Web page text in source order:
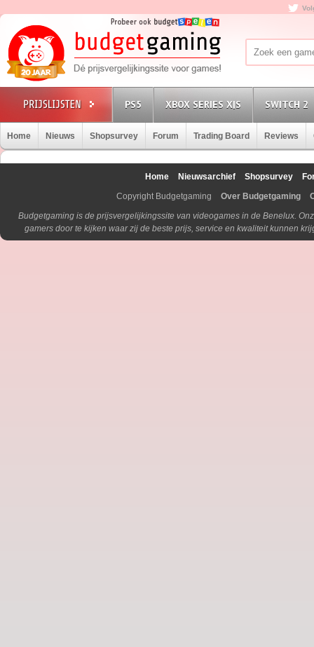
PS5 XBOX SERIES X|S SWITCH 2
Home Nieuws Shopsurvey Forum Trading Board Reviews
Home Nieuwsarchief Shopsurvey
Copyright Budgetgaming
Over Budgetgaming
Budgetgaming is de prijsvergelijkingssite van videogames in de Benelux.
gamers door te kijken waar zij de beste prijs, service en kwaliteit kunnen